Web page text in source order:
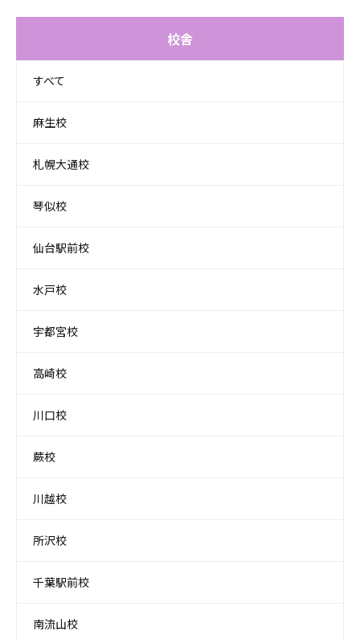
校舎
すべて
麻生校
札幌大通校
琴似校
仙台駅前校
水戸校
宇都宮校
高崎校
川口校
蕨校
川越校
所沢校
千葉駅前校
南流山校